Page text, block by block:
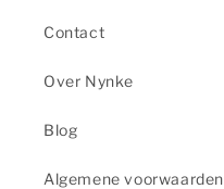
Contact
Over Nynke
Blog
Algemene voorwaarden